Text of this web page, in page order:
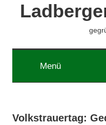
Menü
Volkstrauertag: